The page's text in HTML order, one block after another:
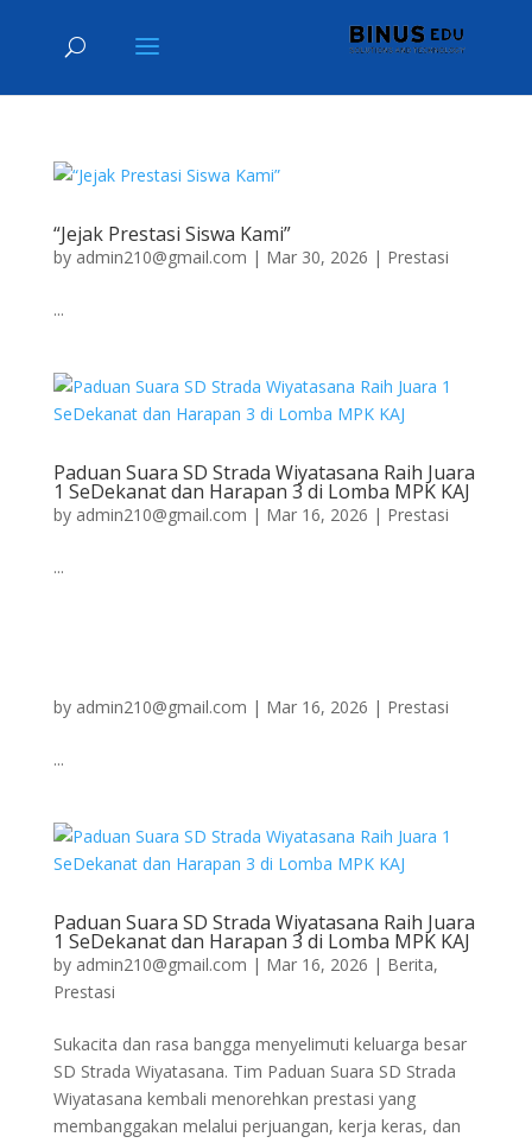
“Jejak Prestasi Siswa Kami”
by admin210@gmail.com | Mar 30, 2026 | Prestasi
...
Paduan Suara SD Strada Wiyatasana Raih Juara
1 SeDekanat dan Harapan 3 di Lomba MPK KAJ
by admin210@gmail.com | Mar 16, 2026 | Prestasi
...
by admin210@gmail.com | Mar 16, 2026 | Prestasi
...
Paduan Suara SD Strada Wiyatasana Raih Juara
1 SeDekanat dan Harapan 3 di Lomba MPK KAJ
by admin210@gmail.com | Mar 16, 2026 | Berita,
Prestasi
Sukacita dan rasa bangga menyelimuti keluarga besar
SD Strada Wiyatasana. Tim Paduan Suara SD Strada
Wiyatasana kembali menorehkan prestasi yang
membanggakan melalui perjuangan, kerja keras, dan